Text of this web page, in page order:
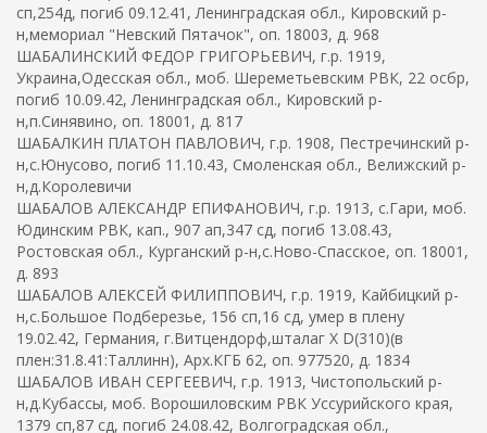
сп,254д, погиб 09.12.41, Ленинградская обл., Кировский р-
н,мемориал "Невский Пятачок", оп. 18003, д. 968
ШАБАЛИНСКИЙ ФЕДОР ГРИГОРЬЕВИЧ, г.р. 1919,
Украина,Одесская обл., моб. Шереметьевским РВК, 22 осбр,
погиб 10.09.42, Ленинградская обл., Кировский р-
н,п.Синявино, оп. 18001, д. 817
ШАБАЛКИН ПЛАТОН ПАВЛОВИЧ, г.р. 1908, Пестречинский р-
н,с.Юнусово, погиб 11.10.43, Смоленская обл., Велижский р-
н,д.Королевичи
ШАБАЛОВ АЛЕКСАНДР ЕПИФАНОВИЧ, г.р. 1913, с.Гари, моб.
Юдинским РВК, кап., 907 ап,347 сд, погиб 13.08.43,
Ростовская обл., Курганский р-н,с.Ново-Спасское, оп. 18001,
д. 893
ШАБАЛОВ АЛЕКСЕЙ ФИЛИППОВИЧ, г.р. 1919, Кайбицкий р-
н,с.Большое Подберезье, 156 сп,16 сд, умер в плену
19.02.42, Германия, г.Витцендорф,шталаг X D(310)(в
плен:31.8.41:Таллинн), Арх.КГБ 62, оп. 977520, д. 1834
ШАБАЛОВ ИВАН СЕРГЕЕВИЧ, г.р. 1913, Чистопольский р-
н,д.Кубассы, моб. Ворошиловским РВК Уссурийского края,
1379 сп,87 сд, погиб 24.08.42, Волгоградская обл.,